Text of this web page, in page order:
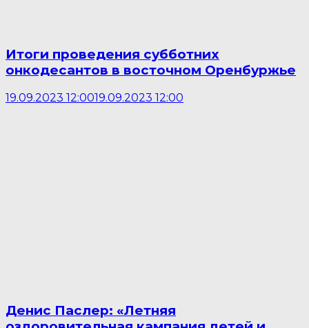
Итоги проведения субботних
онкодесантов в восточном Оренбуржье
19.09.2023 12:0019.09.2023 12:00
Денис Паслер: «Летняя